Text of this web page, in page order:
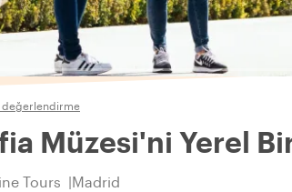
değerlendirme
Müzesi'ni Yerel
Tours Madrid